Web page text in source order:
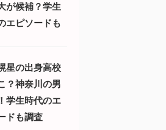
が候補？学生
エピソードも
星の出身高校
？神奈川の男
学生時代のエ
ドも調査